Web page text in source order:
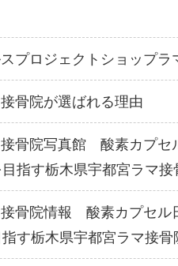
プロジェクトショップラ
骨院が選ばれる理由
接骨院写真館 酸素カプセ
指す栃木県宇都宮ラマ接
接骨院情報 酸素カプセル
す栃木県宇都宮ラマ接骨